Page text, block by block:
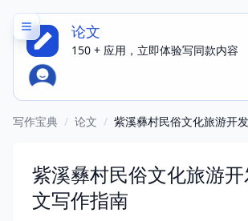
论文
150 + 应用，立即体验写同款内容
写作宝典 / 论文 / 紫溪彝村民俗文化旅游开
紫溪彝村民俗文化旅游
文写作指南